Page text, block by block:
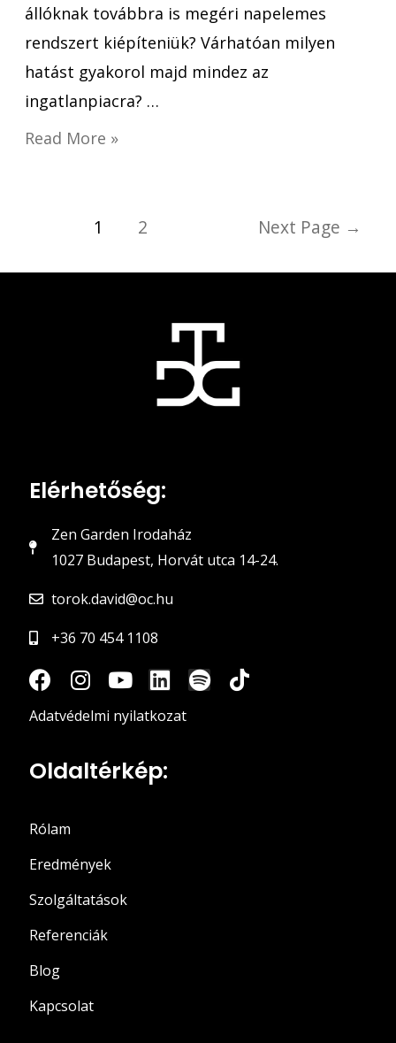
állóknak továbbra is megéri napelemes
rendszert kiépíteniük? Várhatóan milyen
hatást gyakorol majd mindez az
ingatlanpiacra? …
Read More »
1 2 Next Page →
Elérhetőség:
Zen Garden Irodaház
1027 Budapest, Horvát utca 14-24.
torok.david@oc.hu
+36 70 454 1108
Adatvédelmi nyilatkozat
Oldaltérkép:
Rólam
Eredmények
Szolgáltatások
Referenciák
Blog
Kapcsolat